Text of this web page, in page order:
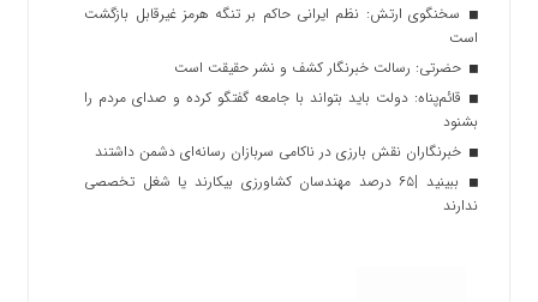
سخنگوی ارتش: نظم ایرانی حاکم بر تنگه هرمز غیرقابل بازگشت
است
حضرتی: رسالت خبرنگار کشف و نشر حقیقت است
قائم‌پناه: دولت باید بتواند با جامعه گفتگو کرده و صدای مردم را
بشنود
خبرنگاران نقش بارزی در ناکامی سربازان رسانه‌ای دشمن داشتند
ببینید |۶۵ درصد مهندسان کشاورزی بیکارند یا شغل تخصصی
ندارند